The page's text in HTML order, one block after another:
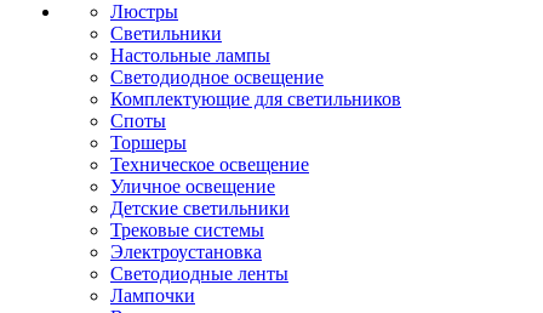
Люстры
Светильники
Настольные лампы
Светодиодное освещение
Комплектующие для светильников
Споты
Торшеры
Техническое освещение
Уличное освещение
Детские светильники
Трековые системы
Электроустановка
Светодиодные ленты
Лампочки